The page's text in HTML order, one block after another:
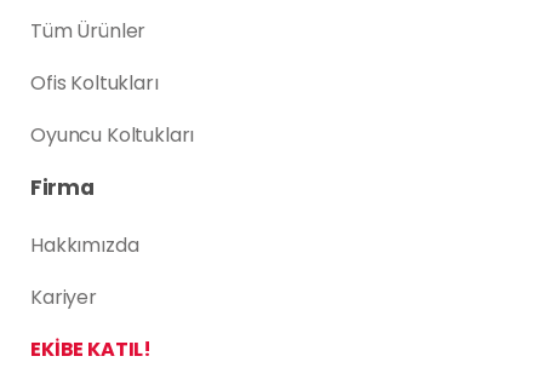
Tüm Ürünler
Ofis Koltukları
Oyuncu Koltukları
Firma
Hakkımızda
Kariyer
EKİBE KATIL!